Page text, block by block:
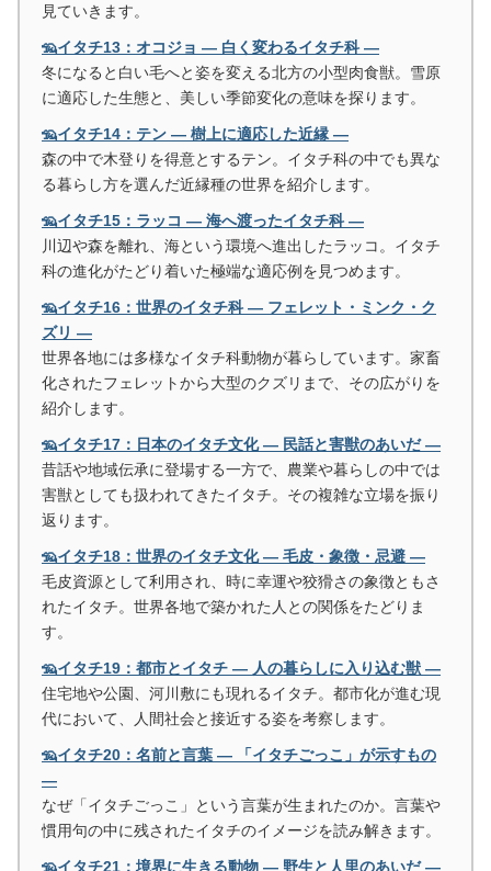
見ていきます。
🦡イタチ13：オコジョ ― 白く変わるイタチ科 ―
冬になると白い毛へと姿を変える北方の小型肉食獣。雪原
に適応した生態と、美しい季節変化の意味を探ります。
🦡イタチ14：テン ― 樹上に適応した近縁 ―
森の中で木登りを得意とするテン。イタチ科の中でも異な
る暮らし方を選んだ近縁種の世界を紹介します。
🦡イタチ15：ラッコ ― 海へ渡ったイタチ科 ―
川辺や森を離れ、海という環境へ進出したラッコ。イタチ
科の進化がたどり着いた極端な適応例を見つめます。
🦡イタチ16：世界のイタチ科 ― フェレット・ミンク・ク
ズリ ―
世界各地には多様なイタチ科動物が暮らしています。家畜
化されたフェレットから大型のクズリまで、その広がりを
紹介します。
🦡イタチ17：日本のイタチ文化 ― 民話と害獣のあいだ ―
昔話や地域伝承に登場する一方で、農業や暮らしの中では
害獣としても扱われてきたイタチ。その複雑な立場を振り
返ります。
🦡イタチ18：世界のイタチ文化 ― 毛皮・象徴・忌避 ―
毛皮資源として利用され、時に幸運や狡猾さの象徴ともさ
れたイタチ。世界各地で築かれた人との関係をたどりま
す。
🦡イタチ19：都市とイタチ ― 人の暮らしに入り込む獣 ―
住宅地や公園、河川敷にも現れるイタチ。都市化が進む現
代において、人間社会と接近する姿を考察します。
🦡イタチ20：名前と言葉 ― 「イタチごっこ」が示すもの
―
なぜ「イタチごっこ」という言葉が生まれたのか。言葉や
慣用句の中に残されたイタチのイメージを読み解きます。
🦡イタチ21：境界に生きる動物 ― 野生と人里のあいだ ―